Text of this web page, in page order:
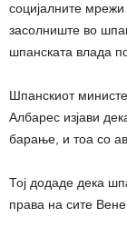
социјалните
засолниште во
шпанската влада
Шпанскиот
Албарес изјави
барање, и тоа со
Тој додаде дека
права на сите